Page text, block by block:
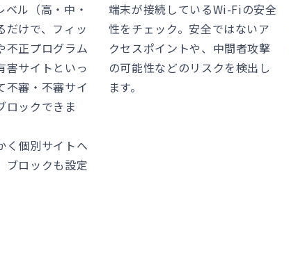
ル（高・中・
だけで、フィッ
不正プログラム
害サイトといっ
不審・不審サイ
ロックできま
く個別サイトへ
ブロックも設定
端末が接続しているWi-Fiの安全
性をチェック。安全ではないア
クセスポイントや、中間者攻撃
の可能性などのリスクを検出し
ます。